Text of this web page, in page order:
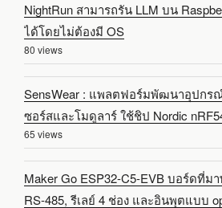
NightRun สามารถรัน LLM บน
ได้โดยไม่ต้องมี OS
80 views
SensWear : แพลตฟอร์มพัฒนาอุปกร
ซอร์สและโมดูลาร์ ใช้ชิป Nordic
65 views
Maker Go ESP32-C5-EVB บอร์ดที่ม
RS-485, รีเลย์ 4 ช่อง และอินพุตแบบ